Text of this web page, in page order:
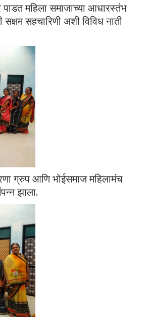
पाडत महिला समाजाच्या आधारस्तंभ
सहचारिणी अशी विविध नाती
ग्रुप आणि भोईसमाज महिलामंच
झाला.